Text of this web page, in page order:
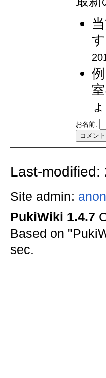
お名前:
Last-
Site admin:
PukiWiki 1.4.7
Based on
sec.